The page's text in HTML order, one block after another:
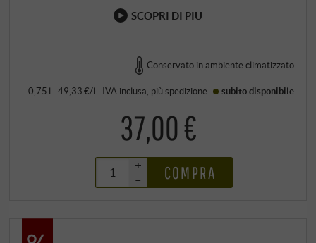
SCOPRI DI PIÙ
Conservato in ambiente climatizzato
0,75 l · 49,33 €/l · IVA inclusa , piùspedizione subito disponibile
37,00 €
+
–
COMPRA